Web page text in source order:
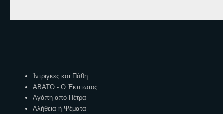
Ίντριγκες και Πάθη
ΑΒΑΤΟ - Ο Έκπτωτος
Αγάπη από Πέτρα
Αλήθεια ή Ψέματα